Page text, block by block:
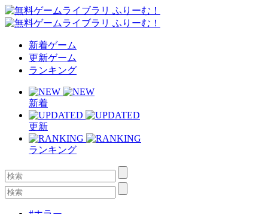
新着ゲーム
更新ゲーム
ランキング
新着
更新
ランキング